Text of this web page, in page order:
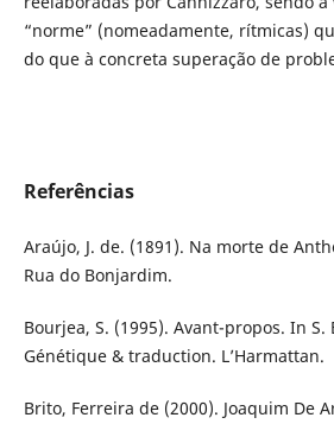
“norme” (nomeadamente, rítmicas)
do que à concreta superação de
Referências
Araújo, J. de. (1891). Na morte de
Rua do Bonjardim.
Bourjea, S. (1995). Avant-propos. In S.
Génétique & traduction. L’Harmattan.
Brito, Ferreira de (2000). Joaquim De